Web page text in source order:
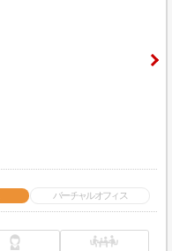
バーチャルオフィス